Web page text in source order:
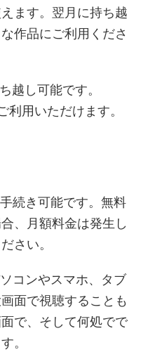
ます。翌月に持ち越
作品にご利用くださ
越し可能です。
用いただけます。
続き可能です。無料
、月額料金は発生し
さい。
コンやスマホ、タブ
面で視聴することも
で、そして何処でで
。